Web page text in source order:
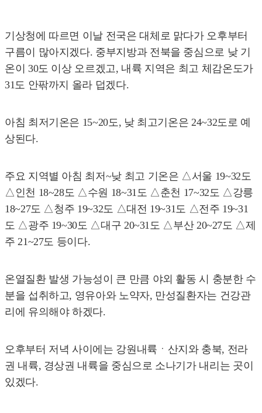
기상청에 따르면 이날 전국은 대체로 맑다가 오후부터
구름이 많아지겠다. 중부지방과 전북을 중심으로 낮 기
온이 30도 이상 오르겠고, 내륙 지역은 최고 체감온도가
31도 안팎까지 올라 덥겠다.
아침 최저기온은 15~20도, 낮 최고기온은 24~32도로 예
상된다.
주요 지역별 아침 최저~낮 최고 기온은 △서울 19~32도
△인천 18~28도 △수원 18~31도 △춘천 17~32도 △강릉
18~27도 △청주 19~32도 △대전 19~31도 △전주 19~31
도 △광주 19~30도 △대구 20~31도 △부산 20~27도 △제
주 21~27도 등이다.
온열질환 발생 가능성이 큰 만큼 야외 활동 시 충분한 수
분을 섭취하고, 영유아와 노약자, 만성질환자는 건강관
리에 유의해야 하겠다.
오후부터 저녁 사이에는 강원내륙ㆍ산지와 충북, 전라
권 내륙, 경상권 내륙을 중심으로 소나기가 내리는 곳이
있겠다.